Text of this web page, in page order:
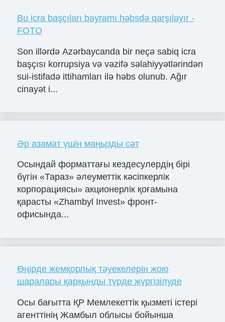
​Bu icra başçıları bayramı həbsdə qarşılayır -
FOTO
Son illərdə Azərbaycanda bir neçə sabiq icra
başçısı korrupsiya və vəzifə səlahiyyətlərindən
sui-istifadə ittihamları ilə həbs olunub. Ağır
cinayət i...
Әр азамат үшін маңызды сәт
Осындай форматтағы кездесулердің бірі
бүгін «Тараз» әлеуметтік кәсіпкерлік
корпорациясы» акционерлік қоғамына
қарасты «Zhambyl Invest» фронт-
офисында...
Өңірде жемқорлық тәуекелерін жою
шаралары қарқынды түрде жүргізілуде
Осы бағытта ҚР Мемлекеттік қызметі істері
агенттінің Жамбыл облысы бойынша